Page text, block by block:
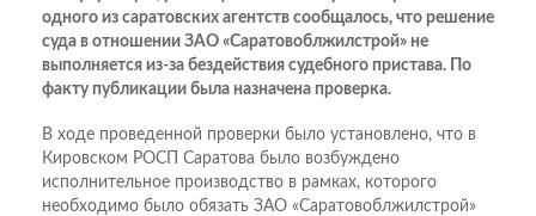
одного из саратовских агентств сообщалось, что решение
суда в отношении ЗАО «Саратовоблжилстрой» не
выполняется из-за бездействия судебного пристава. По
факту публикации была назначена проверка.
В ходе проведенной проверки было установлено, что в
Кировском РОСП Саратова было возбуждено
исполнительное производство в рамках, которого
необходимо было обязать ЗАО «Саратовоблжилстрой»